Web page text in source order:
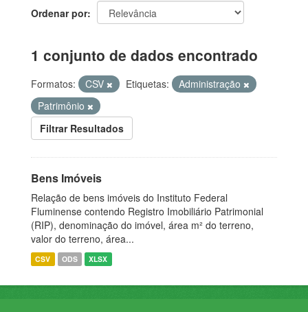
Ordenar por
1 conjunto de dados encontrado
Formatos: CSV Etiquetas:
Administração
Patrimônio
Filtrar Resultados
Bens Imóveis
Relação de bens imóveis do Instituto Federal
Fluminense contendo Registro Imobiliário Patrimonial
(RIP), denominação do imóvel, área m² do terreno,
valor do terreno, área...
CSV ODS XLSX